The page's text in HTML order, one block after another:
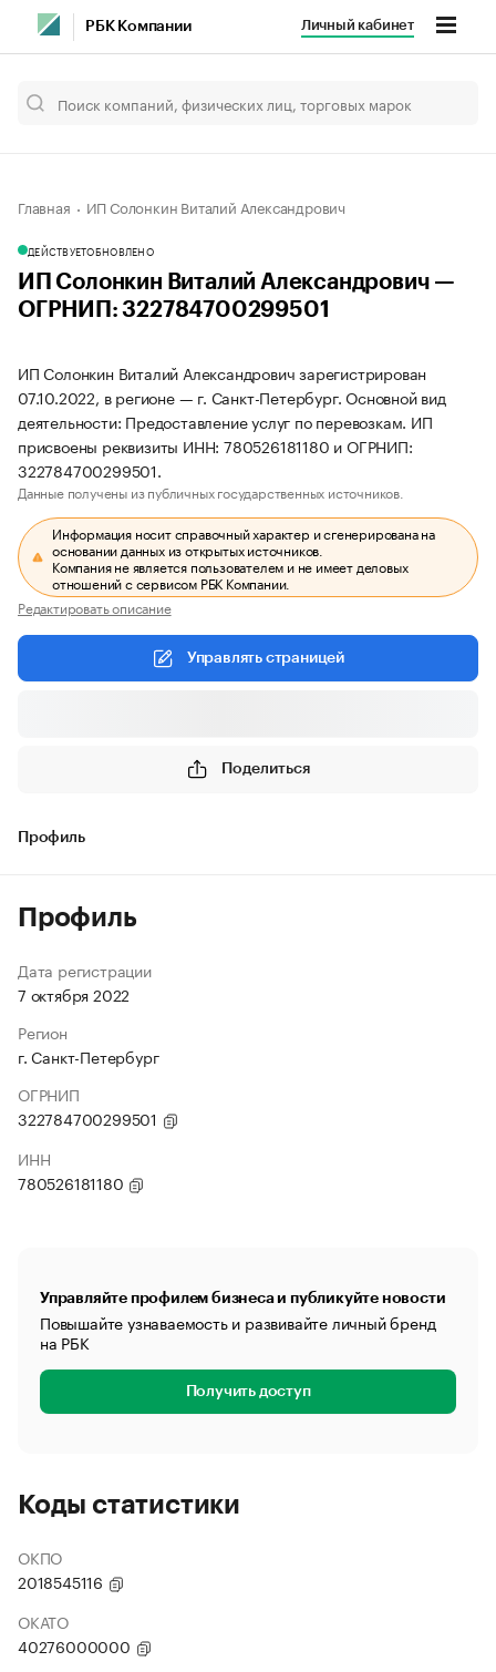
РБК Компании Личный кабинет
Главная ИП Солонкин Виталий Александрович
ДЕЙСТВУЕТОБНОВЛЕНО
ИП Солонкин Виталий Александрович —
ОГРНИП: 322784700299501
ИП Солонкин Виталий Александрович зарегистрирован
07.10.2022, в регионе — г. Санкт-Петербург. Основной вид
деятельности: Предоставление услуг по перевозкам. ИП
присвоены реквизиты ИНН: 780526181180 и ОГРНИП:
322784700299501.
Данные получены из публичных государственных источников.
Информация носит справочный характер и сгенерирована на
основании данных из открытых источников.
Компания не является пользователем и не имеет деловых
отношений с сервисом РБК Компании.
Редактировать описание
Управлять страницей
Поделиться
Профиль
Профиль
Дата регистрации
7 октября 2022
Регион
г. Санкт-Петербург
ОГРНИП
322784700299501
ИНН
780526181180
Управляйте профилем бизнеса и публикуйте новости
Повышайте узнаваемость и развивайте личный бренд
на РБК
Получить доступ
Коды статистики
ОКПО
2018545116
ОКАТО
40276000000